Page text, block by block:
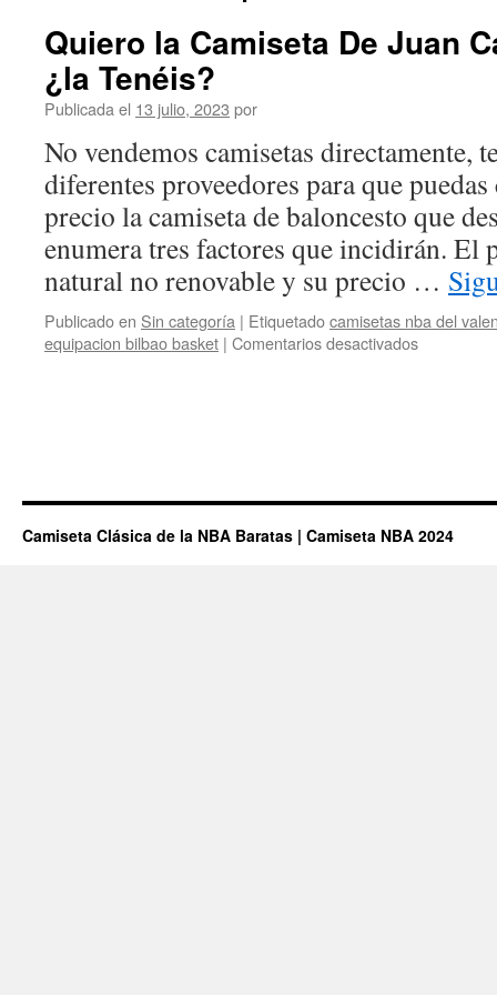
Quiero la Camiseta De Juan
¿la Tenéis?
Publicada el 13 julio, 2023 por
No vendemos camisetas directamente,
diferentes proveedores para que
precio la camiseta de baloncesto que
enumera tres factores que incidirán. El
natural no renovable y su precio …
Publicado en Sin categoría | Etiquetadocamisetas nba del
equipacion bilbao basket | Comentarios desactivadosen
Navarro,
Tenéis?
Camiseta Clásica de la NBA Baratas | Camiseta NBA 2024